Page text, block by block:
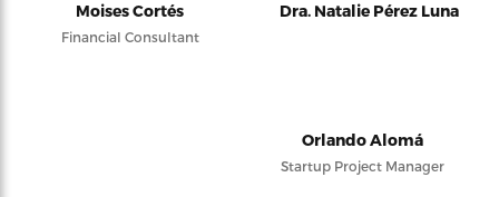
Moises Cortés
Financial Consultant
Dra. Natalie Pérez Luna
Orlando Alomá
Startup Project Manager